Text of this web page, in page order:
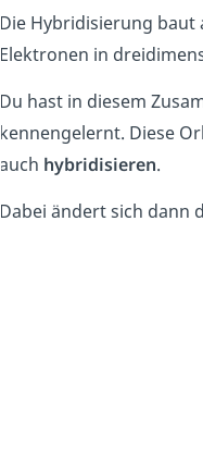
Die Hybridisierung
Elektronen in
Du hast in diesem
kennengelernt. Diese
auch hybridisieren.
Dabei ändert sich dann